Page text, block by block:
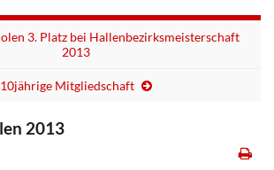
3. Platz bei Hallenbezirksmeisterschaft
2013
10jährige Mitgliedschaft
2013